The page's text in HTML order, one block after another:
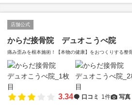
店舗公式
からだ接骨院 デュオこうべ院
痛み歪みを根本施術！【本物の健康】をおつくりする整
3.34 口コミ 1件 写真